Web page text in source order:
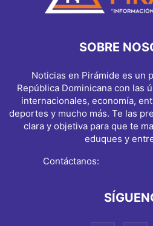
SOBRE
Noticias en Pirámide es un
República Dominicana con las
internacionales, economía,
deportes y mucho más. Te las
clara y objetiva para que te
eduques y
Contáctanos: